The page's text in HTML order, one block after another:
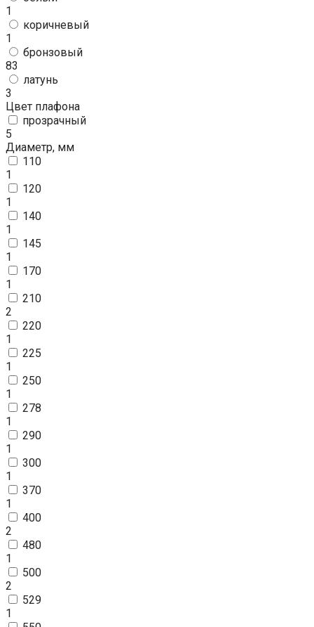
1
коричневый
1
бронзовый
83
латунь
3
Цвет плафона
прозрачный
5
Диаметр, мм
110
1
120
1
140
1
145
1
170
1
210
2
220
1
225
1
250
1
278
1
290
1
300
1
370
1
400
2
480
1
500
2
529
1